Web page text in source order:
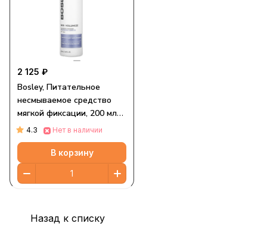
2 125 ₽
Bosley, Питательное
несмываемое средство
мягкой фиксации, 200 мл
(6,8 жидк. Унции)
4.3 Нет в наличии
В корзину
Назад к списку